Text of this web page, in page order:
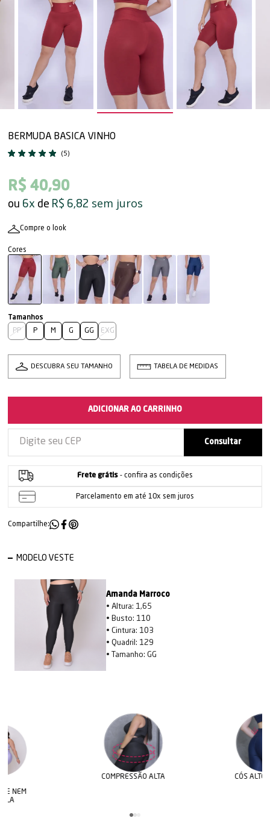
BERMUDA BASICA VINHO
(5)
R$ 40,90
6x R$ 6,82 sem juros
Compre o look
PP P M G GG EXG
DESCUBRA SEU TAMANHO TABELA DE MEDIDAS
ADICIONAR AO CARRINHO
Frete grátis- confira as condições
Parcelamento em até 10x sem juros
Compartilhe:
MODELO VESTE
Amanda Marroco
• Altura: 1,65
• Busto: 110
• Cintura: 103
• Quadril: 129
• Tamanho: GG
ALTA CÓS ALTO E DUPLO